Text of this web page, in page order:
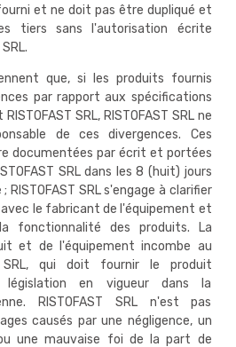
et ne doit pas être dupliqué et
tiers sans l'autorisation écrite
que, si les produits fournis
par rapport aux spécifications
SRL, RISTOFAST SRL ne
de ces divergences. Ces
documentées par écrit et portées
SRL dans les 8 (huit) jours
SRL s'engage à clarifier
le fabricant de l'équipement et
fonctionnalité des produits. La
et de l'équipement incombe au
SRL, qui doit fournir le produit
en vigueur dans la
RISTOFAST SRL n'est pas
causés par une négligence, un
une mauvaise foi de la part de